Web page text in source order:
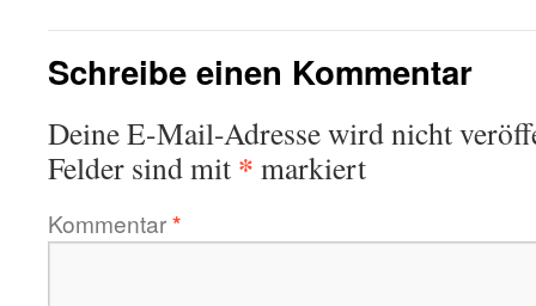
Schreibe einen Kommentar
Deine E-Mail-Adresse wird nicht
Felder sind mit * markiert
Kommentar*